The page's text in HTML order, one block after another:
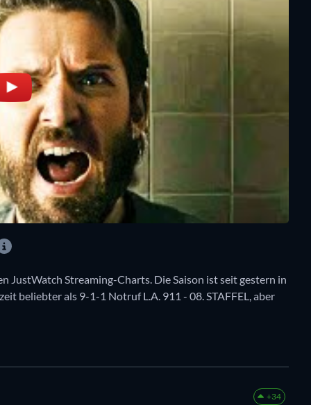
JustWatch Streaming-Charts. Die Saison ist seit gestern in
beliebter als 9-1-1 Notruf L.A. 911 - 08. STAFFEL, aber
+34